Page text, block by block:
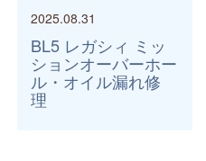
BL5 レガシィ ミッ
ションオーバーホー
ル・オイル漏れ修
理
2025.08.31